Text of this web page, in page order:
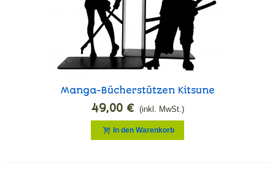
Manga-Bücherstützen Kitsune
Vs Ronin
49,00 € (inkl. MwSt.)
In den Warenkorb